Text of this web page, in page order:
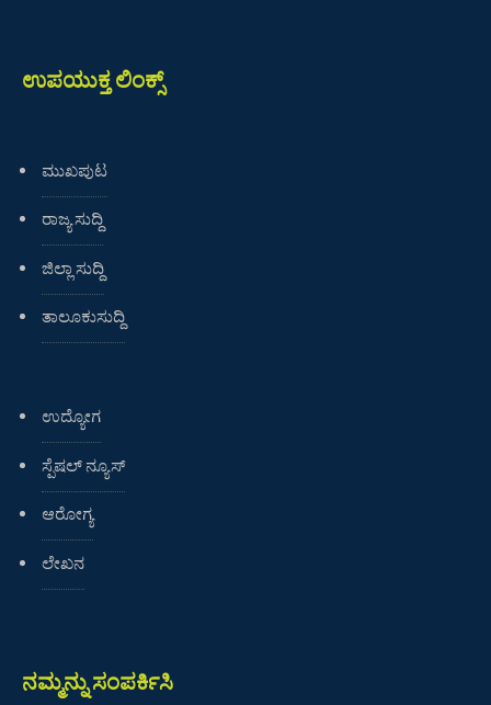
ಉಪಯುಕ್ತ ಲಿಂಕ್ಸ್
ಮುಖಪುಟ
ರಾಜ್ಯ ಸುದ್ದಿ
ಜಿಲ್ಲಾ ಸುದ್ದಿ
ತಾಲೂಕುಸುದ್ದಿ
ಉದ್ಯೋಗ
ಸ್ಪೆಷಲ್ ನ್ಯೂಸ್
ಆರೋಗ್ಯ
ಲೇಖನ
ನಮ್ಮನ್ನು ಸಂಪರ್ಕಿಸಿ